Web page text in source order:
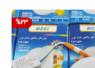
%23